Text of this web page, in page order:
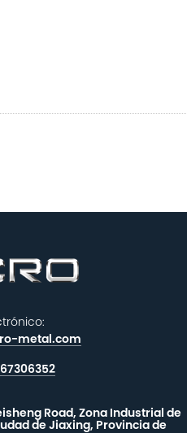
metal.com
Road, Zona Industrial de
de Jiaxing, Provincia de